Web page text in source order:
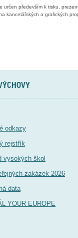
především k tisku,
kancelářských a grafických
odkazy
rejstřík
vysokých škol
zakázek 2026
data
YOUR EUROPE